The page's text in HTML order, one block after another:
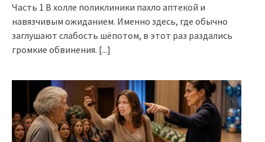
Часть 1 В холле поликлиники пахло аптекой и
навязчивым ожиданием. Именно здесь, где обычно
заглушают слабость шёпотом, в этот раз раздались
громкие обвинения. [...]